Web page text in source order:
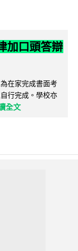
加口頭答辯
在家完成書面考
行完成。學校亦
全文